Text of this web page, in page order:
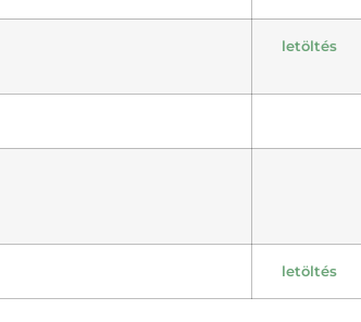
letöltés
letöltés